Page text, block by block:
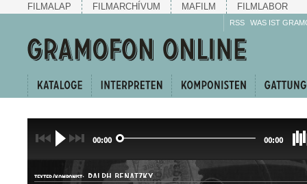
FILMALAP FILMARCHÍVUM MAFILM FILMLABOR
RSS WAS IST
00:00 00:00
TEXTER/KOMPONIST: RALPH BENATZKY